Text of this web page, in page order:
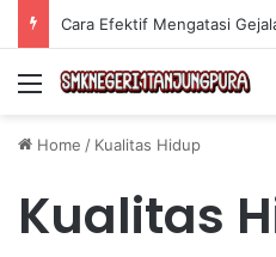
Menu
Home / Kualitas Hidup
Kualitas